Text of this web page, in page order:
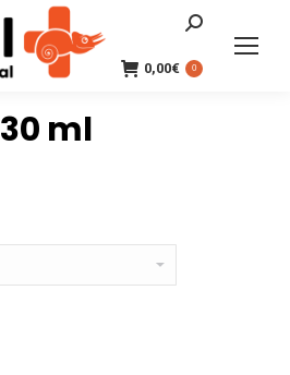
Search:
0,00€ 0
30 ml